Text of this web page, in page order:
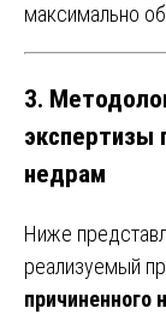
максимально
3.
экспертизы
недрам
Ниже
реализуемый
причиненного